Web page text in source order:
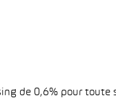
de 0,6% pour